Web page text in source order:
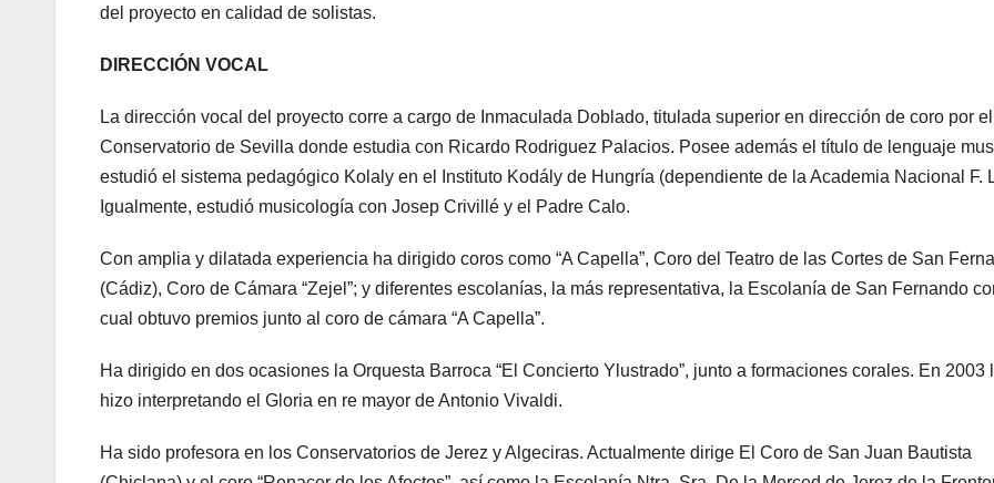
del proyecto en calidad de solistas.
DIRECCIÓN VOCAL
La dirección vocal del proyecto corre a cargo de Inmaculada Doblado, titulada superior en dirección de coro por el
Conservatorio de Sevilla donde estudia con Ricardo Rodriguez Palacios. Posee además el título de lenguaje
estudió el sistema pedagógico Kolaly en el Instituto Kodály de Hungría (dependiente de la Academia Nacional F.
Igualmente, estudió musicología con Josep Crivillé y el Padre Calo.
Con amplia y dilatada experiencia ha dirigido coros como “A Capella”, Coro del Teatro de las Cortes de San
(Cádiz), Coro de Cámara “Zejel”; y diferentes escolanías, la más representativa, la Escolanía de San Fernando
cual obtuvo premios junto al coro de cámara “A Capella”.
Ha dirigido en dos ocasiones la Orquesta Barroca “El Concierto Ylustrado”, junto a formaciones corales. En 2003
hizo interpretando el Gloria en re mayor de Antonio Vivaldi.
Ha sido profesora en los Conservatorios de Jerez y Algeciras. Actualmente dirige El Coro de San Juan Bautista